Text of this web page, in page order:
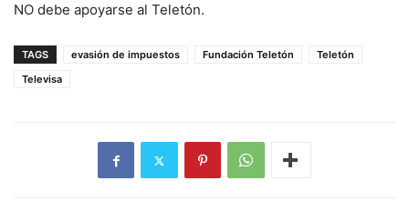
NO debe apoyarse al Teletón.
TAGS evasión de impuestos Fundación Teletón
Teletón
Televisa